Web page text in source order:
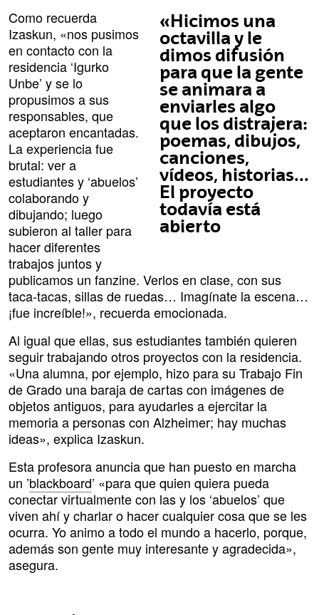
«Hicimos una
octavilla y le
dimos difusión
para que la gente
se animara a
enviarles algo
que los distrajera:
poemas, dibujos,
canciones,
vídeos, historias...
El proyecto
todavía está
abierto
Como recuerda
Izaskun, «nos pusimos
en contacto con la
residencia ‘Igurko
Unbe’ y se lo
propusimos a sus
responsables, que
aceptaron encantadas.
La experiencia fue
brutal: ver a
estudiantes y ‘abuelos’
colaborando y
dibujando; luego
subieron al taller para
hacer diferentes
trabajos juntos y
publicamos un fanzine. Verlos en clase, con sus
taca-tacas, sillas de ruedas… Imagínate la escena…
¡fue increíble!», recuerda emocionada.
Al igual que ellas, sus estudiantes también quieren
seguir trabajando otros proyectos con la residencia.
«Una alumna, por ejemplo, hizo para su Trabajo Fin
de Grado una baraja de cartas con imágenes de
objetos antiguos, para ayudarles a ejercitar la
memoria a personas con Alzheimer; hay muchas
ideas», explica Izaskun.
Esta profesora anuncia que han puesto en marcha
un ’blackboard’ «para que quien quiera pueda
conectar virtualmente con las y los ‘abuelos’ que
viven ahí y charlar o hacer cualquier cosa que se les
ocurra. Yo animo a todo el mundo a hacerlo, porque,
además son gente muy interesante y agradecida»,
asegura.